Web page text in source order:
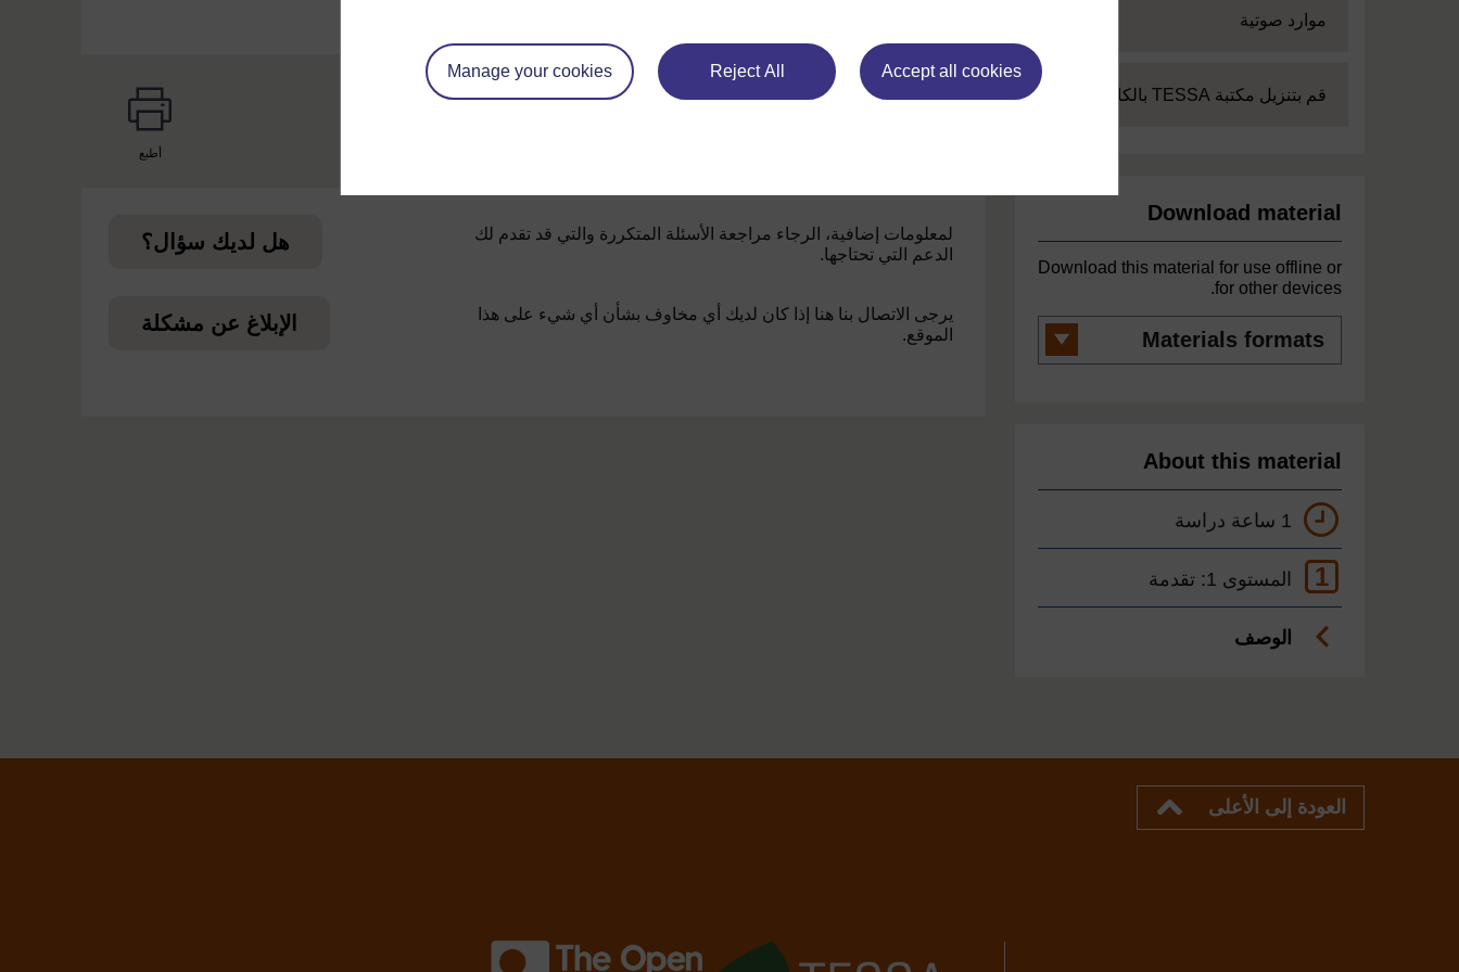
Accept all cookies
Reject All
Manage your cookies
Expand
موارد صوتية
Expand
قم بتنزيل مكتبة TESSA بالكامل
Download material
Download this material for use offline or
for other devices.
formats
About this material
1 ساعة دراسة
1 المستوى 1: تقدمة
الوصف
أطبع
لمعلومات إضافية، الرجاء مراجعة الأسئلة المتكررة والتي قد تقدم لك
الدعم التي تحتاجها.
هل لديك سؤال؟
يرجى الاتصال بنا هنا إذا كان لديك أي مخاوف بشأن أي شيء على هذا
الموقع.
الإبلاغ عن مشكلة
العودة إلى الأعلى